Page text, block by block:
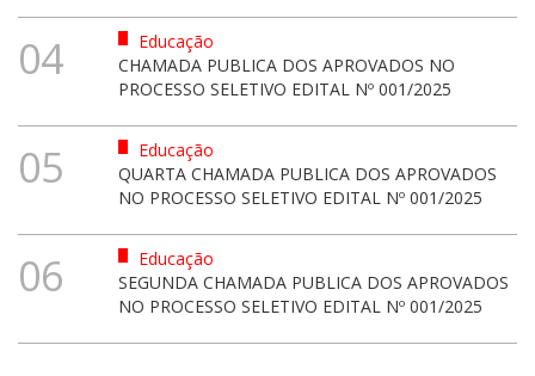
04
Educação
CHAMADA PUBLICA DOS APROVADOS NO
PROCESSO SELETIVO EDITAL Nº 001/2025
05
Educação
QUARTA CHAMADA PUBLICA DOS APROVADOS
NO PROCESSO SELETIVO EDITAL Nº 001/2025
06
Educação
SEGUNDA CHAMADA PUBLICA DOS APROVADOS
NO PROCESSO SELETIVO EDITAL Nº 001/2025